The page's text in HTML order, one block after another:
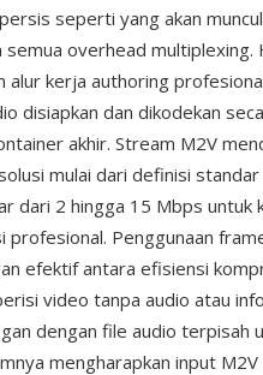
seperti yang akan
overhead multiplexing.
kerja authoring
disiapkan dan dikodekan
akhir. Stream M2V
mulai dari definisi standar
dari 2 hingga 15 Mbps untuk
profesional. Penggunaan
efektif antara efisiensi
video tanpa audio atau
dengan file audio terpisah
mengharapkan input